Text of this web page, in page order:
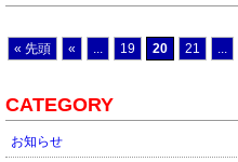
« 先頭 « ... 19 20 21 ...
CATEGORY
お知らせ